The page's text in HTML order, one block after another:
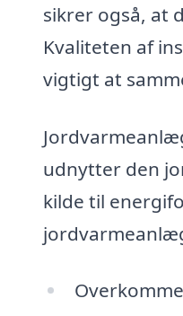
sikrer også, at
Kvaliteten af
vigtigt at
udnytter den
kilde til